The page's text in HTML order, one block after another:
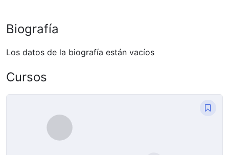
Biografía
Los datos de la biografía están vacíos
Cursos